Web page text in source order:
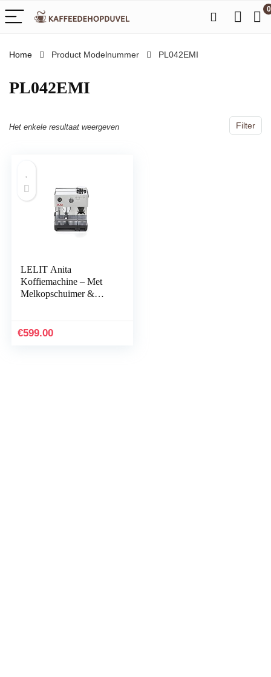
0
Home Product Modelnummer ‎PL042EMI
‎PL042EMI
Filter
Het enkele resultaat weergeven
LELIT Anita
Koffiemachine – Met
Melkopschuimer &
2G80 – Gepolijst
€599.00